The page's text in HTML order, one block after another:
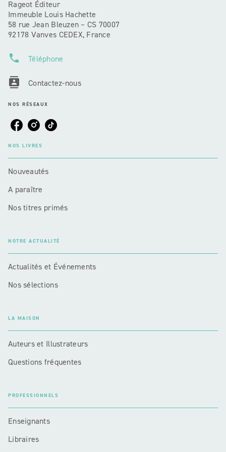
Rageot Éditeur
Immeuble Louis Hachette
58 rue Jean Bleuzen – CS 70007
92178 Vanves CEDEX, France
phone Téléphone
contacts Contactez-nous
NOS RÉSEAUX
NOS LIVRES
Nouveautés
A paraître
Nos titres primés
NOTRE ACTUALITÉ
Actualités et Événements
Nos sélections
LA MAISON
Auteurs et Illustrateurs
Questions fréquentes
PROFESSIONNELS
Enseignants
Libraires